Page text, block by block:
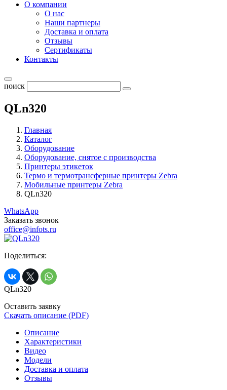
О компании
О нас
Наши партнеры
Доставка и оплата
Отзывы
Сертификаты
Контакты
поиск
QLn320
Главная
Каталог
Оборудование
Оборудование, снятое с производства
Принтеры этикеток
Термо и термотрансферные принтеры Zebra
Мобильные принтеры Zebra
QLn320
WhatsApp
Заказать звонок
office@infots.ru
Поделиться:
QLn320
Оставить заявку
Скачать описание (PDF)
Описание
Характеристики
Видео
Модели
Доставка и оплата
Отзывы